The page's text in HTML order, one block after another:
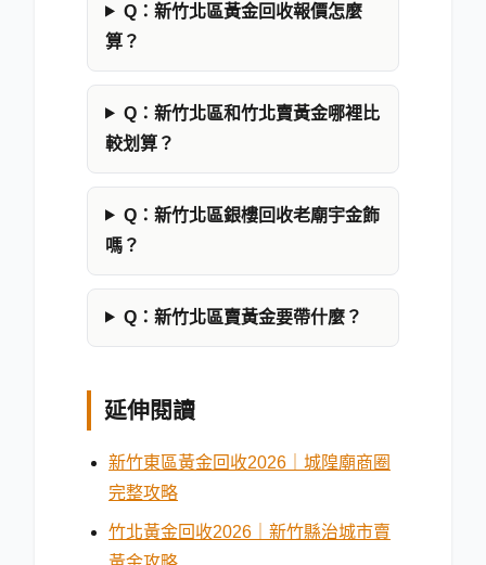
Q： 新竹北區黃金回收報價怎麼
算？
Q： 新竹北區和竹北賣黃金哪裡比
較划算？
Q： 新竹北區銀樓回收老廟宇金飾
嗎？
Q： 新竹北區賣黃金要帶什麼？
延伸閱讀
新竹東區黃金回收2026｜城隍廟商圈
完整攻略
竹北黃金回收2026｜新竹縣治城市賣